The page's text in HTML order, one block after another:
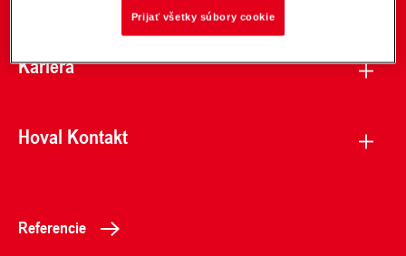
Kariéra
Hoval Kontakt
Referencie
Prijať všetky súbory cookie